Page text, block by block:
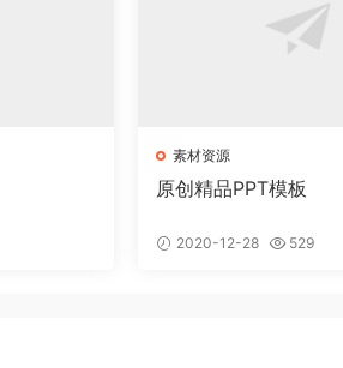
素材资源
原创精品PPT模板
2020-12-28 529